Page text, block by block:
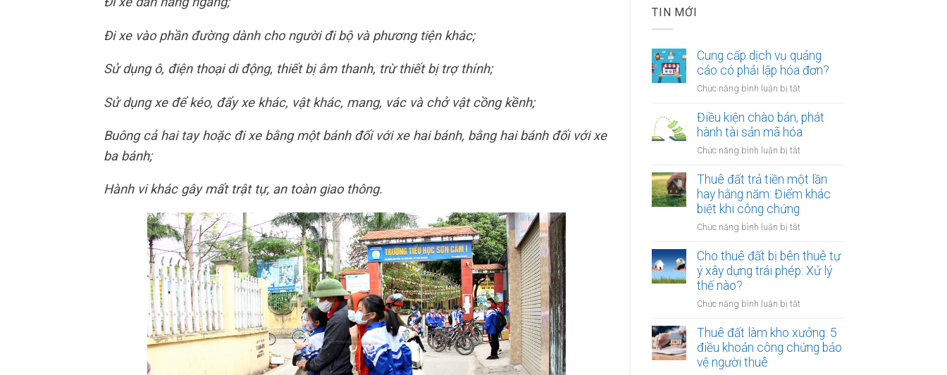
Đi xe vào phần đường dành cho người đi bộ và phương tiện khác;
Sử dụng ô, điện thoại di động, thiết bị âm thanh, trừ thiết bị trợ thính;
Sử dụng xe để kéo, đẩy xe khác, vật khác, mang, vác và chở vật cồng kềnh;
Buông cả hai tay hoặc đi xe bằng một bánh đối với xe hai bánh, bằng hai bánh đối với xe
ba bánh;
Hành vi khác gây mất trật tự, an toàn giao thông.
TIN MỚI
Cung cấp dịch vụ quảng
cáo có phải lập hóa đơn?
Chức năng bình luận bị tắt
cấp
dịch
quảng
có
phải
Điều kiện chào bán, phát
hành tài sản mã hóa
Chức năng bình luận bị tắt
kiện
chào
hành
sản
mã
Thuê đất trả tiền một lần
hay hằng năm: Điểm khác
biệt khi công chứng
Chức năng bình luận bị tắt
đất
trả
lần
hằng
năm:
Cho thuê đất bị bên thuê tự
ý xây dựng trái phép: Xử lý
thế nào?
Chức năng bình luận bị tắt
thuê
đất
Thuê đất làm kho xưởng: 5
điều khoản công chứng bảo
vệ người thuê